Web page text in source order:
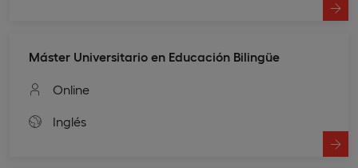
Máster Universitario en Educación Bilingüe
Online
Inglés